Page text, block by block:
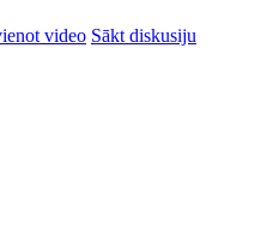
video Sākt diskusiju